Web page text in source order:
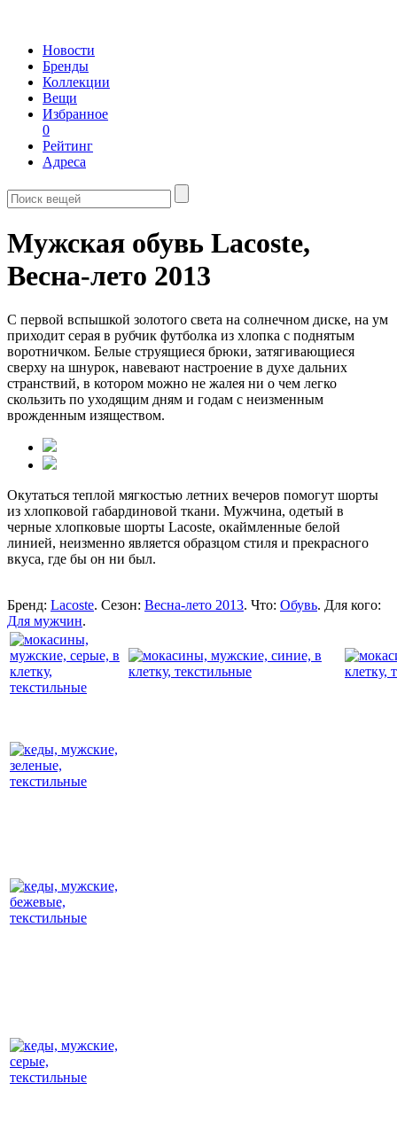
Новости
Бренды
Коллекции
Вещи
Избранное
0
Рейтинг
Адреса
Мужская обувь Lacoste,
Весна-лето 2013
С первой вспышкой золотого света на солнечном диске, на ум
приходит серая в рубчик футболка из хлопка с поднятым
воротничком. Белые струящиеся брюки, затягивающиеся
сверху на шнурок, навевают настроение в духе дальних
странствий, в котором можно не жалея ни о чем легко
скользить по уходящим дням и годам с неизменным
врожденным изяществом.
Окутаться теплой мягкостью летних вечеров помогут шорты
из хлопковой габардиновой ткани. Мужчина, одетый в
черные хлопковые шорты Lacoste, окаймленные белой
линией, неизменно является образцом стиля и прекрасного
вкуса, где бы он ни был.
Бренд: Lacoste. Сезон: Весна-лето 2013. Что: Обувь. Для кого:
Для мужчин.